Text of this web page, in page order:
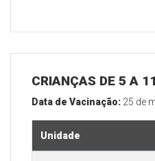
CRIANÇAS DE 5 A
Data de Vacinação: 25 de
Unidade